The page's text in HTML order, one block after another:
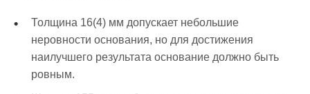
Толщина 16(4) мм допускает небольшие
неровности основания, но для достижения
наилучшего результата основание должно быть
ровным.